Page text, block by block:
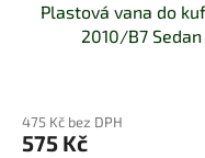
Plastová vana do
2010/B7
475 Kč bez DPH
575 Kč